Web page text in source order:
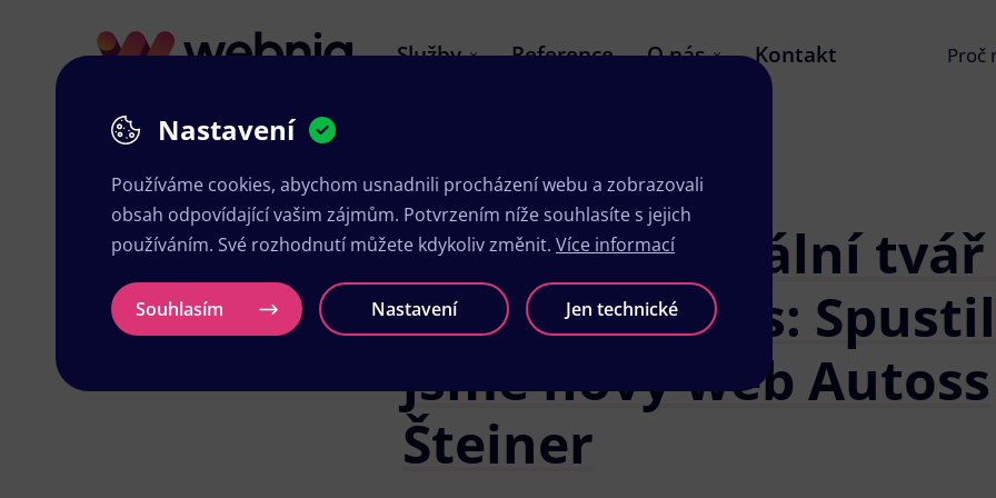
Služby Reference O nás Kontakt Proč
Moderní digitální tvář
šlovický servis:
jsme nový web Autoss
Šteiner
Nastavení
Používáme cookies, abychom usnadnili procházení webu a zobrazovali
obsah odpovídající vašim zájmům. Potvrzením níže souhlasíte s jejich
používáním. Své rozhodnutí můžete kdykoliv změnit. Více informací
Souhlasím Nastavení Jen technické